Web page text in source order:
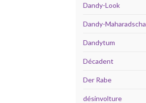
Dandy-Look
Dandy-Maharadscha
Dandytum
Décadent
Der Rabe
désinvolture